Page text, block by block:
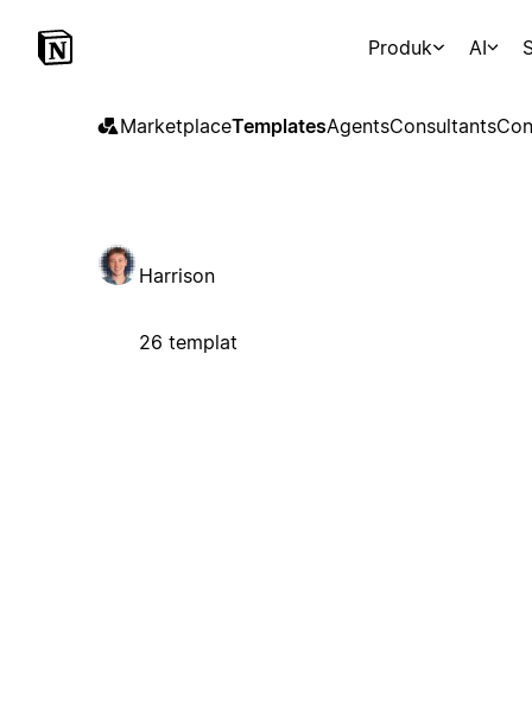
Produk AI
MarketplaceTemplatesAgentsConsultants
Harrison
26 templat